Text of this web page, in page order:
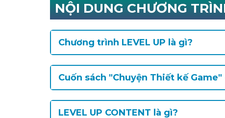
NỘI DUNG CHƯƠNG
Chương trình LEVEL UP là gì?
Cuốn sách "Chuyện Thiết kế
LEVEL UP CONTENT là gì?